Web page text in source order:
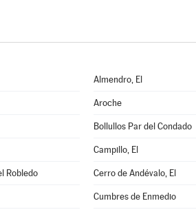
Almendro, El
Aroche
Bollullos Par del Condado
Campillo, El
Robledo Cerro de Andévalo, El
Cumbres de Enmedio